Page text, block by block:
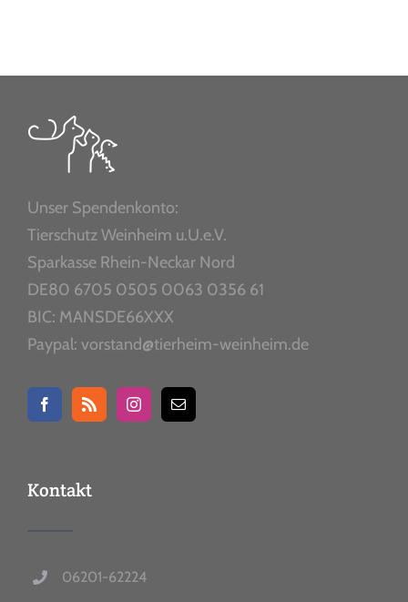
Unser Spendenkonto:
Tierschutz Weinheim u.U.e.V.
Sparkasse Rhein-Neckar Nord
DE80 6705 0505 0063 0356 61
BIC: MANSDE66XXX
Paypal: vorstand@tierheim-weinheim.de
Kontakt
06201-62224